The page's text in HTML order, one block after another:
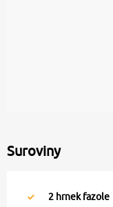
Suroviny
2 hrnek fazole